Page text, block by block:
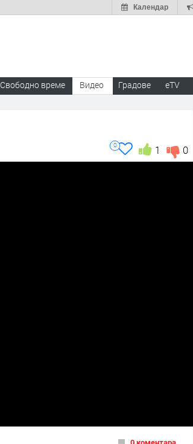
Календар
Свободно време Видео Градове eTV
0
1
0